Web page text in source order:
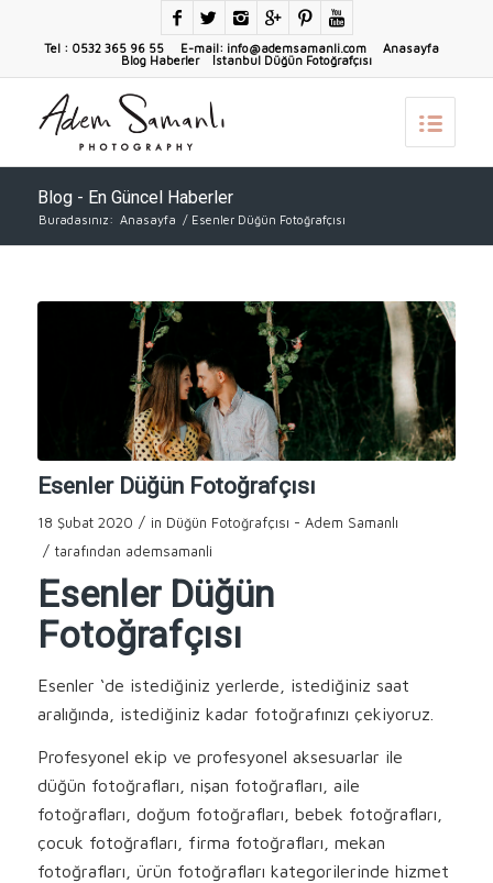
Tel : 0532 365 96 55 E-mail: info@ademsamanli.com Anasayfa
Blog Haberler
İstanbul Düğün Fotoğrafçısı
Blog - En Güncel Haberler
Buradasınız: Anasayfa / Esenler Düğün Fotoğrafçısı
Esenler Düğün Fotoğrafçısı
18 Şubat 2020 / in Düğün Fotoğrafçısı - Adem Samanlı
/ tarafından ademsamanli
Esenler Düğün
Fotoğrafçısı
Esenler ‘de istediğiniz yerlerde, istediğiniz saat
aralığında, istediğiniz kadar fotoğrafınızı çekiyoruz.
Profesyonel ekip ve profesyonel aksesuarlar ile
düğün fotoğrafları, nişan fotoğrafları, aile
fotoğrafları, doğum fotoğrafları, bebek fotoğrafları,
çocuk fotoğrafları, firma fotoğrafları, mekan
fotoğrafları, ürün fotoğrafları kategorilerinde hizmet